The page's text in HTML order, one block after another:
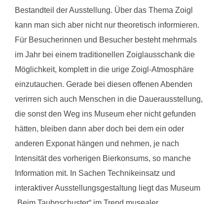
Bestandteil der Ausstellung. Über das Thema Zoigl
kann man sich aber nicht nur theoretisch informieren.
Für Besucherinnen und Besucher besteht mehrmals
im Jahr bei einem traditionellen Zoiglausschank die
Möglichkeit, komplett in die urige Zoigl-Atmosphäre
einzutauchen. Gerade bei diesen offenen Abenden
verirren sich auch Menschen in die Dauerausstellung,
die sonst den Weg ins Museum eher nicht gefunden
hätten, bleiben dann aber doch bei dem ein oder
anderen Exponat hängen und nehmen, je nach
Intensität des vorherigen Bierkonsums, so manche
Information mit. In Sachen Technikeinsatz und
interaktiver Ausstellungsgestaltung liegt das Museum